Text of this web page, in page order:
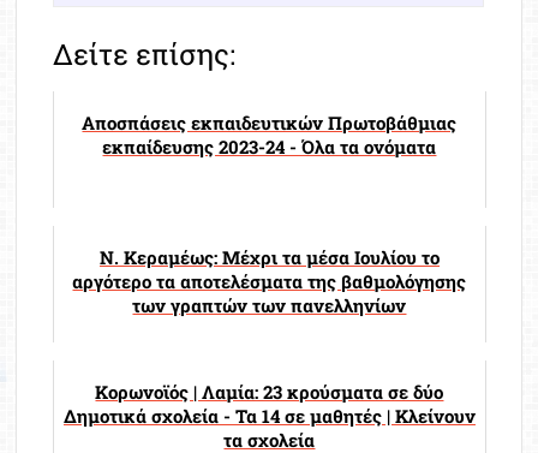
Δείτε επίσης:
Αποσπάσεις εκπαιδευτικών Πρωτοβάθμιας
εκπαίδευσης 2023-24 - Όλα τα ονόματα
Ν. Κεραμέως: Μέχρι τα μέσα Ιουλίου το
αργότερο τα αποτελέσματα της βαθμολόγησης
των γραπτών των πανελληνίων
Κορωνοϊός | Λαμία: 23 κρούσματα σε δύο
Δημοτικά σχολεία - Τα 14 σε μαθητές | Κλείνουν
τα σχολεία